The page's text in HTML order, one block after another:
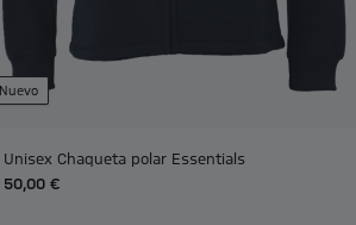
Nuevo
Unisex Chaqueta polar Essentials
50,00 €